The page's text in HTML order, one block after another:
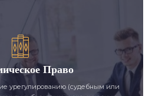
Право
урегулированию (судебным или